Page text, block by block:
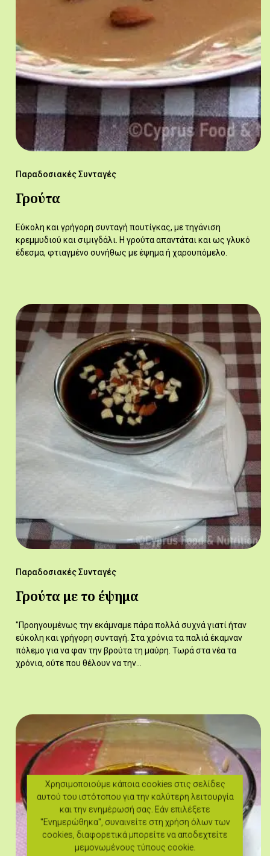
Παραδοσιακές Συνταγές
Γρούτα
Εύκολη και γρήγορη συνταγή πουτίγκας, με τηγάνιση
κρεμμυδιού και σιμιγδάλι. Η γρούτα απαντάται και ως γλυκό
έδεσμα, φτιαγμένο συνήθως με έψημα ή χαρουπόμελο.
Παραδοσιακές Συνταγές
Γρούτα με το έψημα
"Προηγουμένως την εκάμναμε πάρα πολλά συχνά γιατί ήταν
εύκολη και γρήγορη συνταγή. Στα χρόνια τα παλιά έκαμναν
πόλεμο για να φαν την βρούτα τη μαύρη. Τωρά στα νέα τα
χρόνια, ούτε που θέλουν να την…
Χρησιμοποιούμε κάποια cookies στις σελίδες
αυτού του ιστότοπου για την καλύτερη λειτουργία
και την ενημέρωσή σας. Εάν επιλέξετε
"Ενημερώθηκα", συναινείτε στη χρήση όλων των
cookies, διαφορετικά μπορείτε να αποδεχτείτε
μεμονωμένους τύπους cookie.